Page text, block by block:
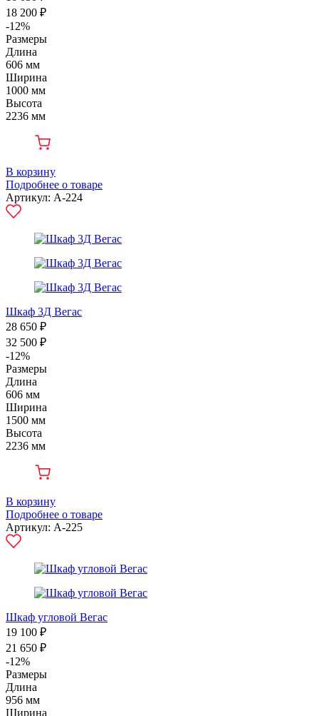
18 200 ₽
-12%
Размеры
Длина
606 мм
Ширина
1000 мм
Высота
2236 мм
В корзину
Подробнее о товаре
Артикул: А-224
Шкаф 3Д Вегас
28 650 ₽
32 500 ₽
-12%
Размеры
Длина
606 мм
Ширина
1500 мм
Высота
2236 мм
В корзину
Подробнее о товаре
Артикул: А-225
Шкаф угловой Вегас
19 100 ₽
21 650 ₽
-12%
Размеры
Длина
956 мм
Ширина